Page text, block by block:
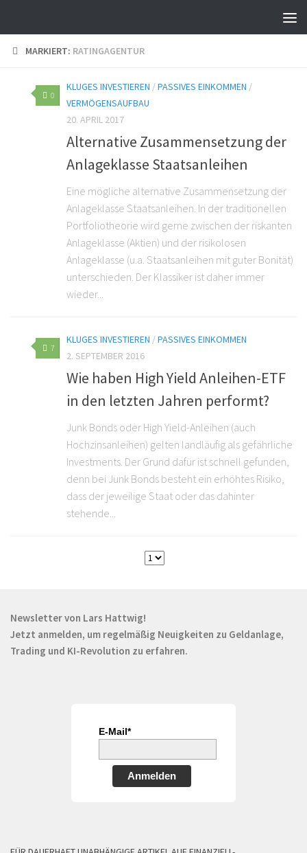
MARKIERT: RATINGAGENTUR
0
KLUGES INVESTIEREN /PASSIVES EINKOMMEN /
VERMÖGENSAUFBAU
20. APRIL 2017
Alternative Zusammensetzung der
Anlageklasse Staatsanleihen
Eine mögliche alternative Zusammensetzung der
Anlageklasse Staatsanleihen. In der traditionellen
Portfoliotheorie wird gerne zwischen der riskanten
Anlageklasse (Aktien) und der risikolosen
Anlageklasse (u.a. Staatsanleihen mit guter Bonität)
unterschieden. Der Klassiker ist daher immer
wieder...
7
KLUGES INVESTIEREN /PASSIVES EINKOMMEN
2. SEPTEMBER 2016
Wie haben High Yield Anleihen-ETF
in den letzten Jahren performt?
Junk Bonds oder High Yield-Anleihen (auch
Hochzinsanleihen) gelten landläufig als gefährliche
Investments. Der Grund dafür ist schnell gefunden,
denn bei Junk Bonds besteht ein erhöhtes Risiko,
dass der jeweilige Staat oder das dahinter
stehende...
Newsletter von Lars Hattwig!
Jetzt anmelden, um regelmäßig Neuigkeiten zu Geldanlage,
Trading und KI-Revolution zu erfahren.
E-Mail*
Anmelden